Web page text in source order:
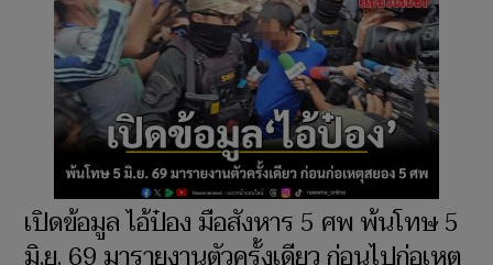
เปิดข้อมูล ไอ้ป๋อง มือสังหาร 5 ศพ พ้นโทษ 5